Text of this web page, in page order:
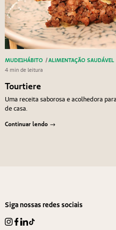
MUDE1HÁBITO /ALIMENTAÇÃO SAUDÁVEL
4 min de leitura
Tourtiere
Uma receita saborosa e acolhedora
de casa.
Continuar lendo
Siga nossas redes sociais